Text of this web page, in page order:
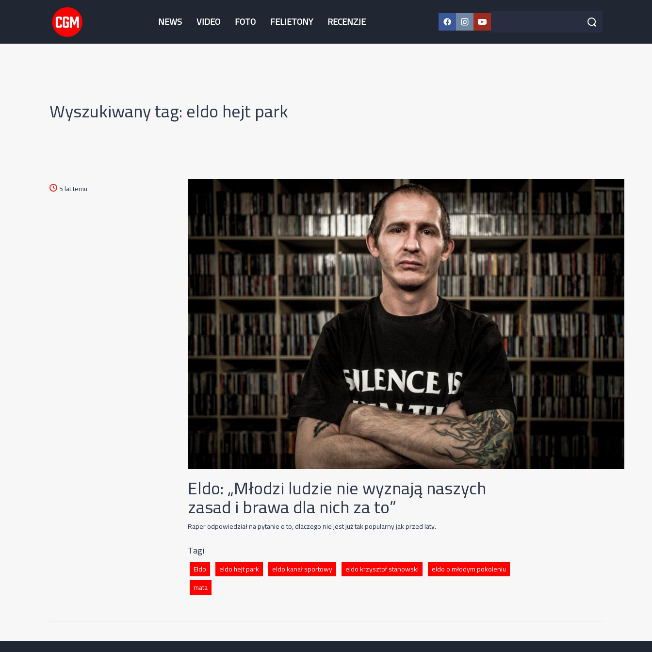
NEWS VIDEO FOTO FELIETONY RECENZJE Facebook
Instagram
YouTube
Szukaj w serwisie Szukaj
Wyszukiwany tag: eldo hejt park
5 lat temu
Eldo: „Młodzi ludzie nie wyznają naszych
zasad i brawa dla nich za to”
Raper odpowiedział na pytanie o to, dlaczego nie jest już tak popularny jak przed laty.
Tagi
Eldo eldo hejt park eldo kanał sportowy eldo krzysztof stanowski
eldo o młodym pokoleniu
mata